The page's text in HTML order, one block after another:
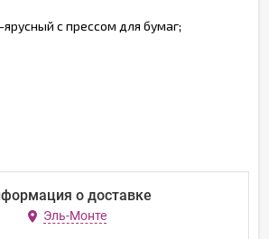
с прессом для бумаг;
о доставке
Эль-Монте